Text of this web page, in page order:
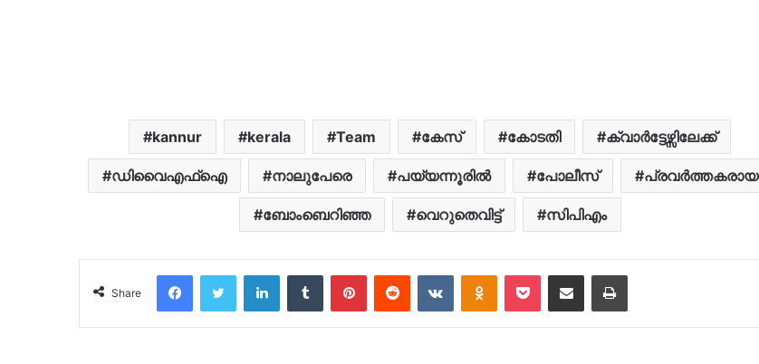
kannur kerala Team കേസ് കോടതി ക്വാർട്ടേഴ്സിലേക്ക്
ഡിവൈഎഫ്ഐ നാലുപേരെ പയ്യന്നൂരിൽ പോലീസ് പ്രവർത്തകരായ
ബോംബെറിഞ്ഞ വെറുതെവിട്ട് സിപിഎം
Share
FacebookTwitter LinkedInTumblr PinterestReddit VKontakteOdnoklassniki
Pocket Share via Email Print